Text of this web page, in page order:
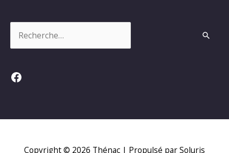
Facebook
Copyright © 2026 Thénac | Propulsé par Soluris